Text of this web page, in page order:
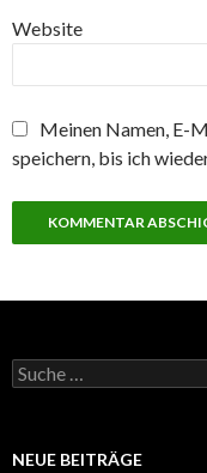
Website
Meinen Namen, E-
speichern, bis ich
S
u
e
NEUE BEITRÄGE